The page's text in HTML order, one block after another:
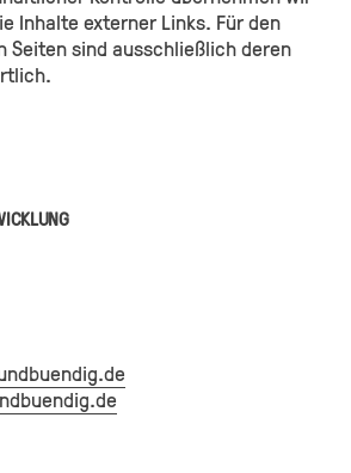
Inhalte externer Links. Für den
Seiten sind ausschließlich deren